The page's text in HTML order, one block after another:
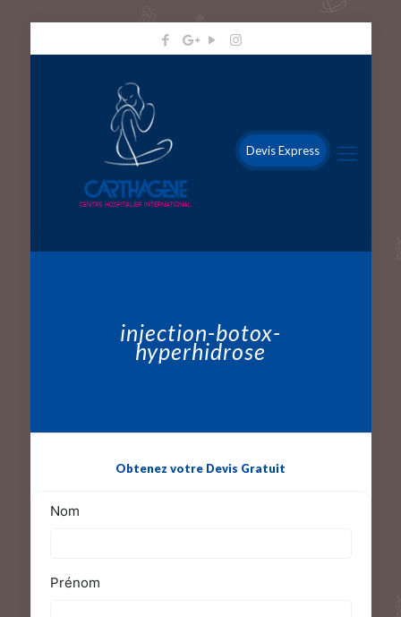
Devis Express
injection-botox-
hyperhidrose
Obtenez votre Devis Gratuit